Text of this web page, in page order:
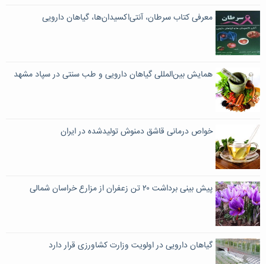
معرفی کتاب سرطان، آنتی‌اکسیدان‌ها، گیاهان دارویی
همایش بین‌المللی گیاهان دارویی و طب سنتی در سپاد مشهد
خواص درمانی قاشق دمنوش تولیدشده در ایران
پیش بینی برداشت ۲۰ تن زعفران از مزارع خراسان شمالی
گیاهان دارویی در اولویت وزارت کشاورزی قرار دارد